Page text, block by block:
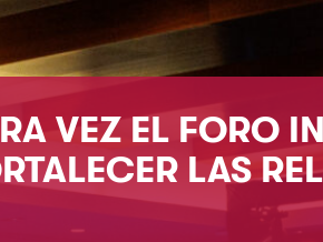
VEZ EL FORO
LAS